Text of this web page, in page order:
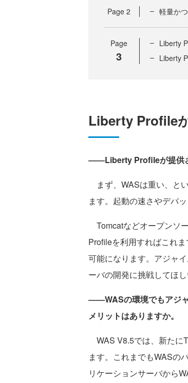
Page 2 軽量か
Page
3
Liberty
Liberty
Liberty Profile
――Liberty Profileが提供
まず、WASは重い、と
ます。起動の速さやデバ
Tomcatなどオープンソ
Profileを利用すればこれ
可能になります。アジャ
ーバの開発に挑戦してほし
――WASの環境でもアジ
メリットはありますか。
WAS V8.5では、新たに
ます。これまでもWASの
リケーションサーバから